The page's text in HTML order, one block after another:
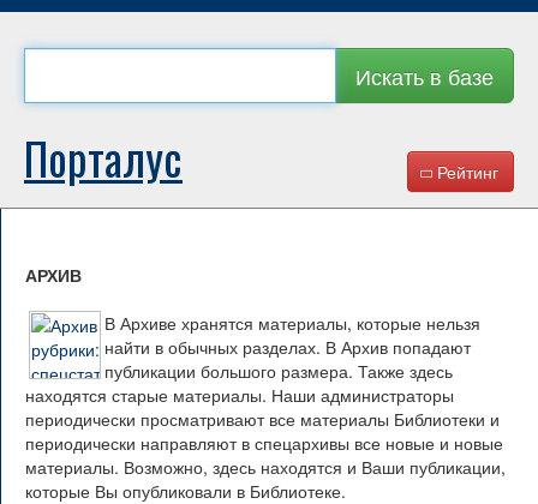
Искать в базе
Рейтинг
Порталус
АРХИВ
В Архиве хранятся материалы, которые нельзя
найти в обычных разделах. В Архив попадают
публикации большого размера. Также здесь
находятся старые материалы. Наши администраторы
периодически просматривают все материалы Библиотеки и
периодически направляют в спецархивы все новые и новые
материалы. Возможно, здесь находятся и Ваши публикации,
которые Вы опубликовали в Библиотеке.